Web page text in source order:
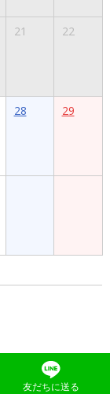
21 22
28 29
友だちに送る